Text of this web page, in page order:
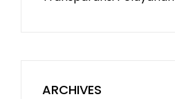
ARCHIVES